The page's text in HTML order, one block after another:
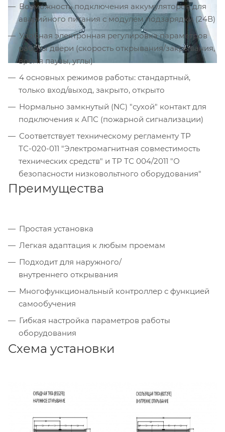
Возможность подключения аккумуляторов для
аварийного питания с модулем подзарядки (24В)
Удобная электронная регулировка параметров
работы двери (скорость открывания/закрывания,
время паузы, углы)
4 основных режимов работы: стандартный,
только вход/выход, закрыто, открыто
Нормально замкнутый (NC) "сухой" контакт для
подключения к АПС (пожарной сигнализации)
Соответствует техническому регламенту ТР
ТС-020-011 "Электромагнитная совместимость
технических средств" и ТР ТС 004/2011 "О
безопасности низковольтного оборудования"
Преимущества
Простая установка
Легкая адаптация к любым проемам
Подходит для наружного/
внутреннего открывания
Многофункциональный контроллер с функцией
самообучения
Гибкая настройка параметров работы
оборудования
Схема установки